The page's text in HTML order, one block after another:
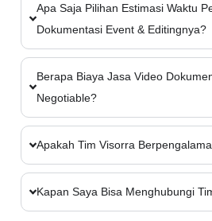
Apa Saja Pilihan Estimasi Waktu
Dokumentasi Event & Editingnya?
Berapa Biaya Jasa Video
Negotiable?
Apakah Tim Visorra
Kapan Saya Bisa Menghubungi